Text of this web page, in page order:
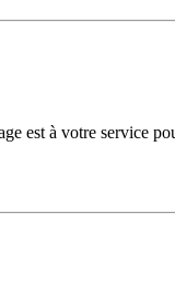
est à votre service